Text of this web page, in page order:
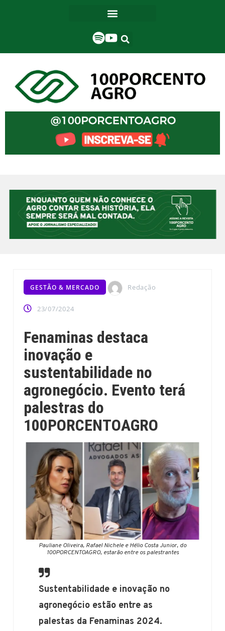
GESTÃO & MERCADO Redação
23/07/2024
Fenaminas destaca
inovação e
sustentabilidade no
agronegócio. Evento terá
palestras do
100PORCENTOAGRO
Pauliane Oliveira, Rafael Nichele e Hélio Costa Junior, do
100PORCENTOAGRO, estarão entre os palestrantes
Sustentabilidade e inovação no
agronegócio estão entre as
palestas da Fenaminas 2024.